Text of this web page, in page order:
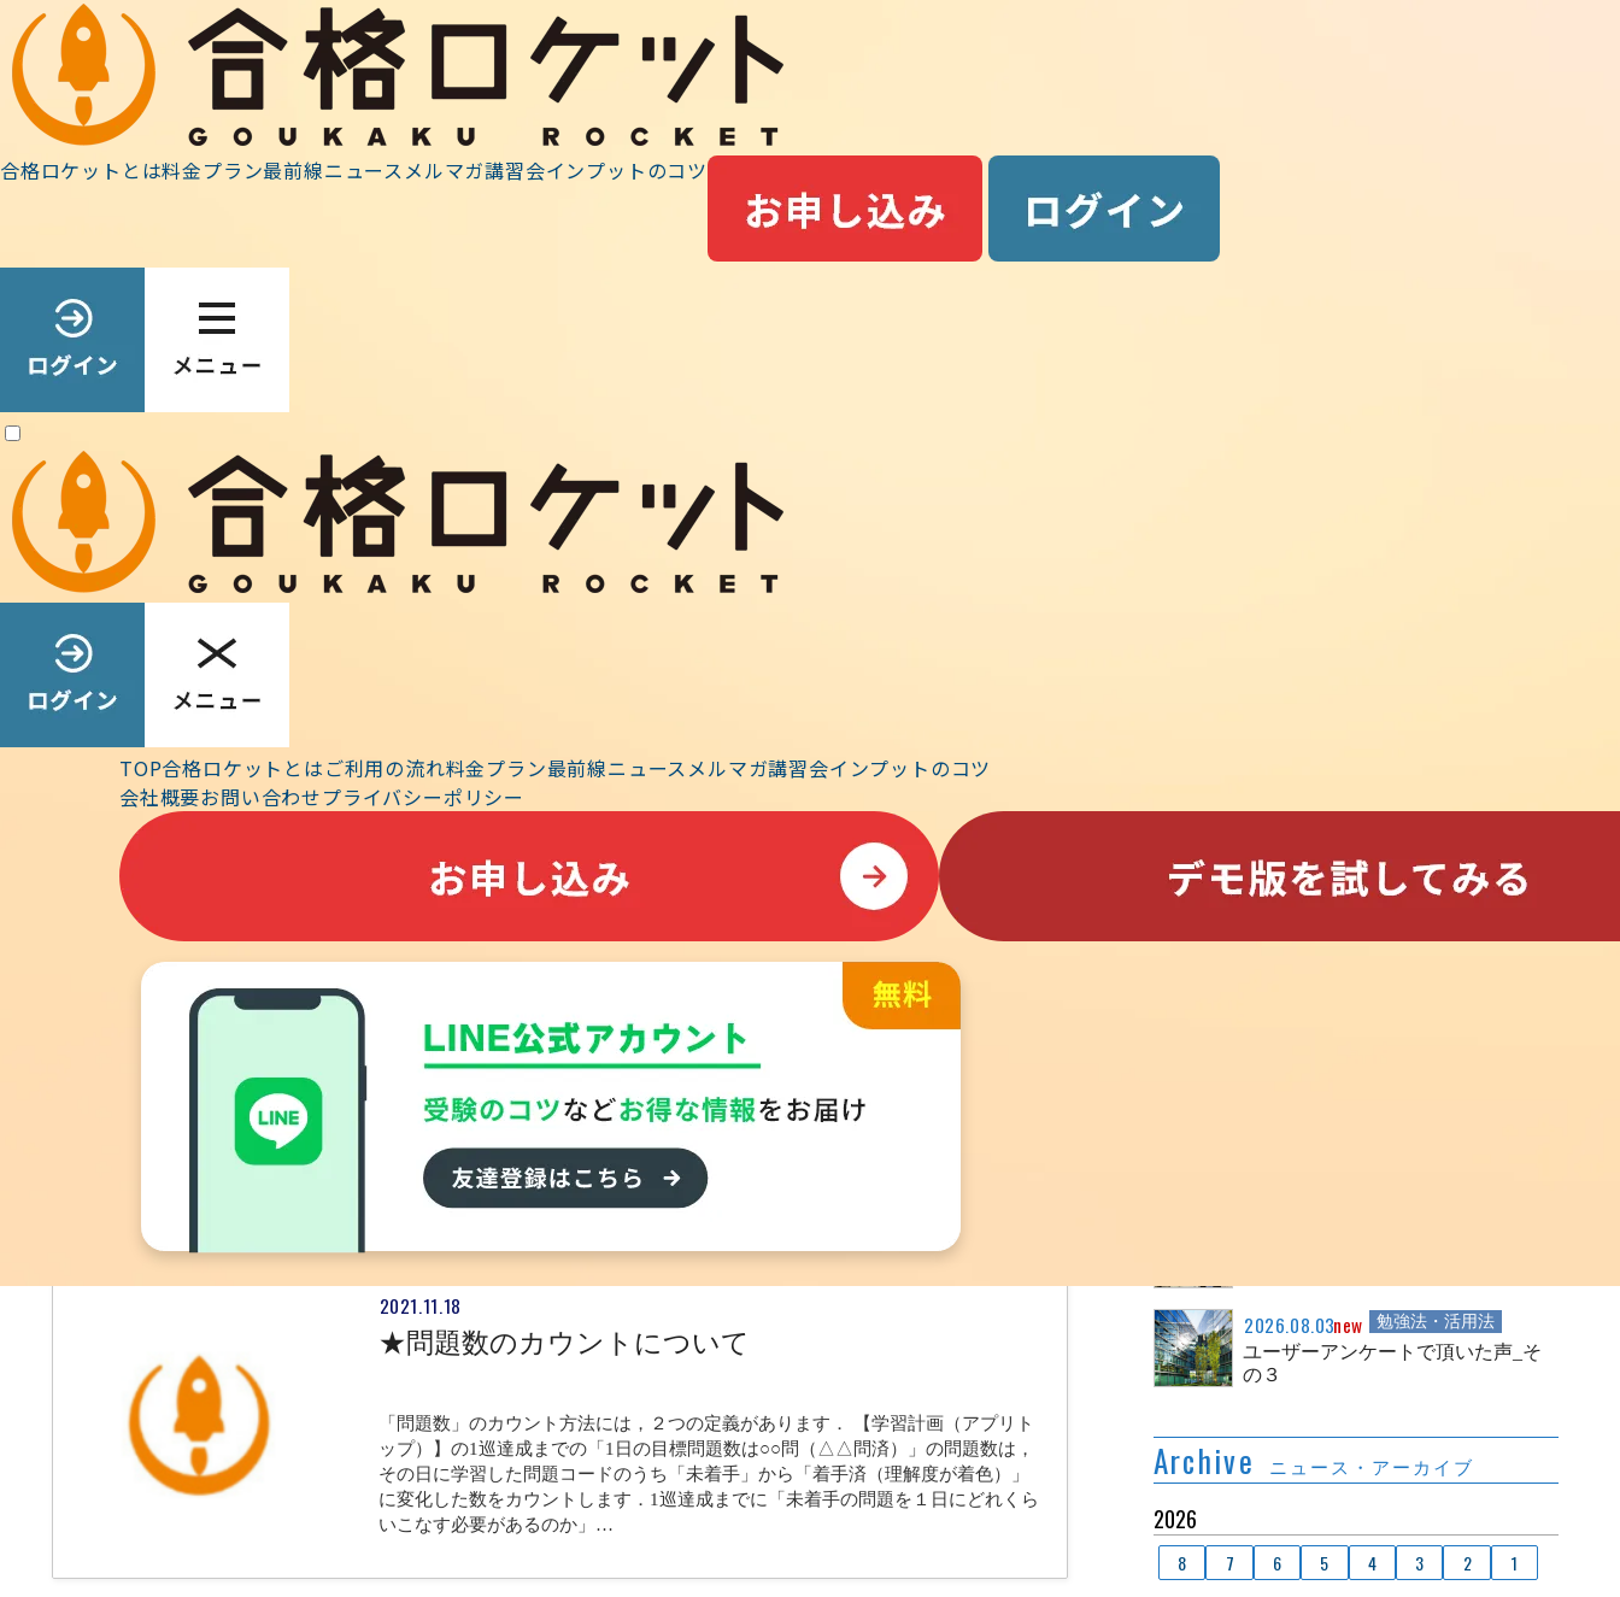
合格ロケットとは料金プラン最前線ニュースメルマガ講習会インプットのコツ
TOP合格ロケットとはご利用の流れ料金プラン最前線ニュースメルマガ講習会インプットのコツ
会社概要お問い合わせプライバシーポリシー
最前線ニュース
義は、日曜朝や平日夜に、90分～120分を１コマで開催しますが、イベントは
10:00～14:00に「1コマ＋α」の開催となります（参加者専用ページに収録した動画
を公開しております）。次回のイベントは、12/19開催です。 座談会では、…
オンライン講義＋座談会の構成で、通常のLIVE講義はユーザー限定ですが、イベ
ントは受験生なら、どなたでも参加可能です。 座談会では、毎回、ゲストをお招
きし、ざっくばらんに受験に纏わるお話をお伺いします。11月は、令和3年度学科
2021.11.19
プロセス」を問題集に記録しながら解いてみてください． 「問題文を読んだ時
します．間違えた問題の解説を読み，調べて知識を補充・修正する，ということ
に留まらず，アプローチの仕…
2021.11.18
★問題数のカウントについて
「問題数」のカウント方法には，２つの定義があります． 【学習計画（アプリト
ップ）】の1巡達成までの「1日の目標問題数は○○問（△△問済）」の問題数は，
その日に学習した問題コードのうち「未着手」から「着手済（理解度が着色）」
に変化した数をカウントします．1巡達成までに「未着手の問題を１日にどれくら
いこなす必要があるのか」…
Search
ユーザーアンケートで頂いた声_そ
の６
2026.08.03new 勉強法・活用法
ユーザーアンケートで頂いた声_そ
の３
Archive ニュース・アーカイブ
2026
8 7 6 5 4 3 2 1